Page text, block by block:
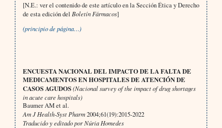
[N.E.: ver el contenido de este artículo en la Sección Ética y Derecho
de esta edición del Boletín Fármacos]
(principio de página…)
ENCUESTA NACIONAL DEL IMPACTO DE LA FALTA DE
MEDICAMENTOS EN HOSPITALES DE ATENCIÓN DE
CASOS AGUDOS(Nacional survey of the impact of drug shortages
in acute care hospitals)
Baumer AM et al.
Am J Health-Syst Pharm2004;61(19):2015-2022
Traducido y editado por Núria Homedes